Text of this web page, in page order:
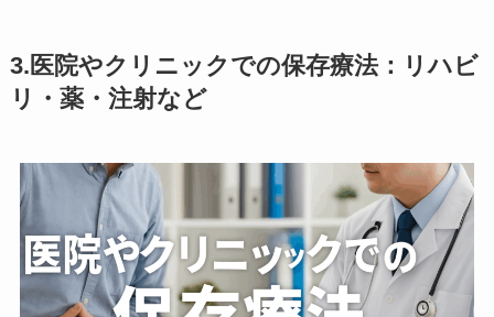
3.医院やクリニックでの保存療法：リハビ
リ・薬・注射など